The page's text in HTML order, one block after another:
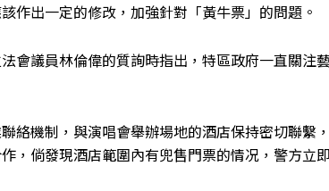
作出一定的修改，加強針對「黃牛票」的問題。
會議員林倫偉的質詢時指出，特區政府一直關注
聯絡機制，與演唱會舉辦場地的酒店保持密切聯繫
，倘發現酒店範圍內有兜售門票的情况，警方立即